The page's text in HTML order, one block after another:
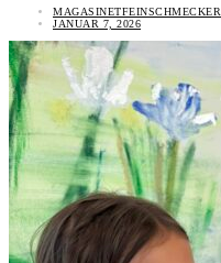
MAGASINETFEINSCHMECKER
JANUAR 7, 2026